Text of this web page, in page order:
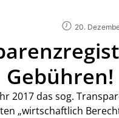
20.
2017 das sog.
„wirtschaftlich